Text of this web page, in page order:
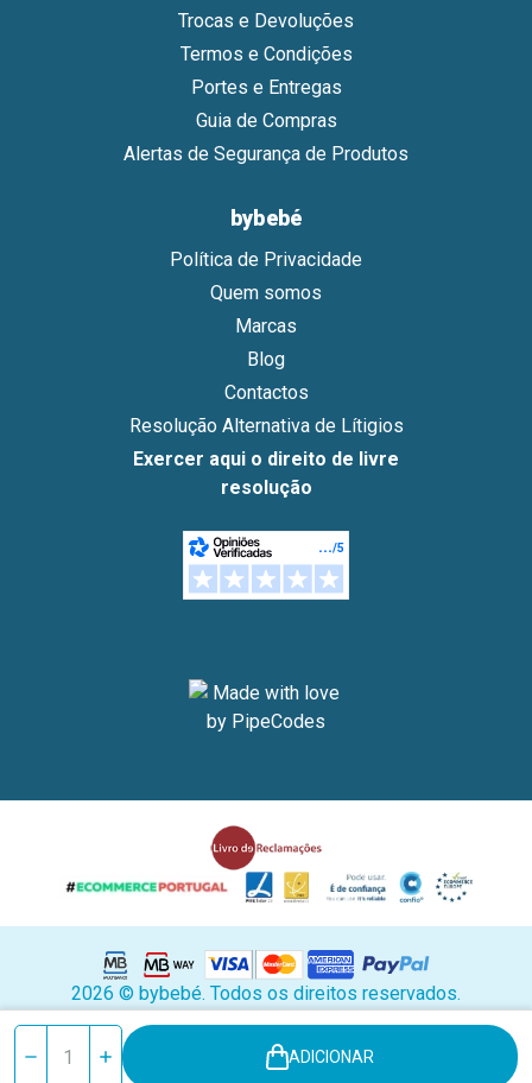
Stock
Reduzir
Aumentar
quantidade
ADICIONAR
Trocas e Devoluções
Termos e Condições
Portes e Entregas
Guia de Compras
Alertas de Segurança de Produtos
bybebé
Política de Privacidade
Quem somos
Marcas
Blog
Contactos
Resolução Alternativa de Lítigios
Exercer aqui o direito de livre
resolução
2026 © bybebé. Todos os direitos reservados.